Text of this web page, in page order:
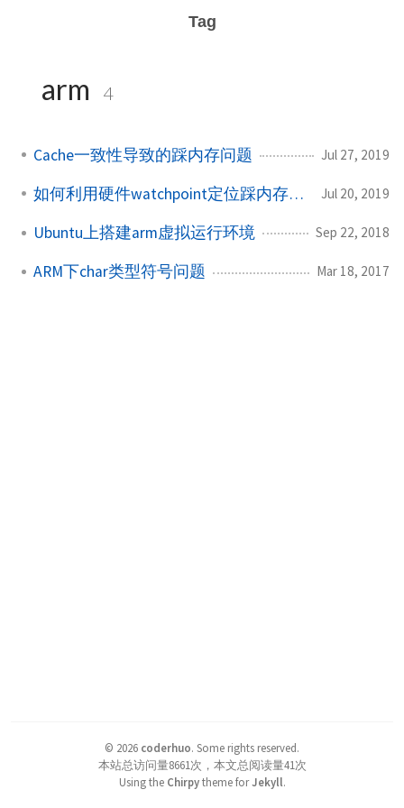
Tag
arm 4
Cache一致性导致的踩内存问题 Jul 27, 2019
如何利用硬件watchpoint定位踩内存问题 Jul 20, 2019
Ubuntu上搭建arm虚拟运行环境 Sep 22, 2018
ARM下char类型符号问题 Mar 18, 2017
© 2026 coderhuo. Some rights reserved.
本站总访问量8661次，本文总阅读量41次
Using the Chirpytheme forJekyll.